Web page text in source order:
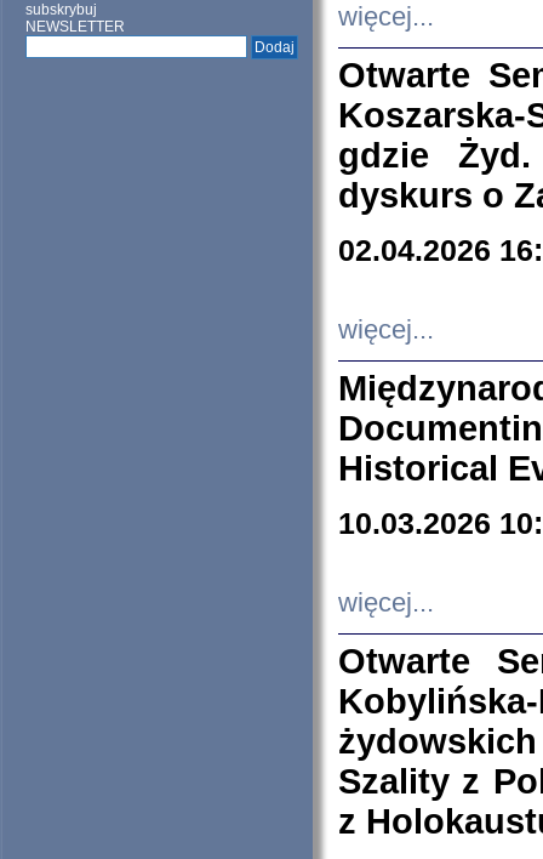
subskrybuj
NEWSLETTER
więcej...
Otwarte
Koszarska-
gdzie
dyskurs o
02.04.2026
więcej...
Historical
10.03.2026
więcej...
Otwarte
Szality z
z